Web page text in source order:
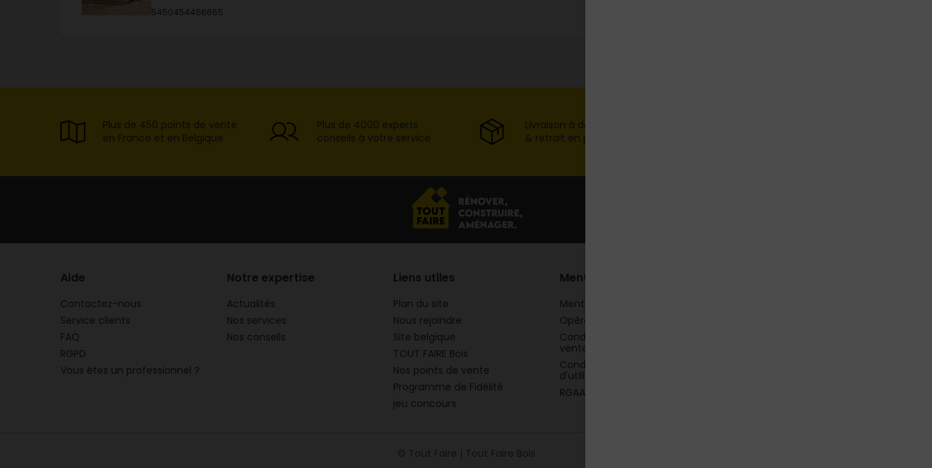
5450454466665
Plus de 450 points de vente
en France et en Belgique
Plus de 4000 experts
conseils à votre service
Livraison à domicile
& retrait en point de vente
Aide
Contactez-nous
Service clients
FAQ
RGPD
Vous êtes un professionnel ?
Notre expertise
Actualités
Nos services
Nos conseils
Liens utiles
Plan du site
Nous rejoindre
Site belgique
TOUT FAIRE Bois
Nos points de vente
Programme de Fidélité
jeu concours
Mentions
Mentions légales
Opération commerciale
Conditions générales de
vente
Conditions générales
d'utilisation
RGAA
© Tout Faire | Tout Faire Bois